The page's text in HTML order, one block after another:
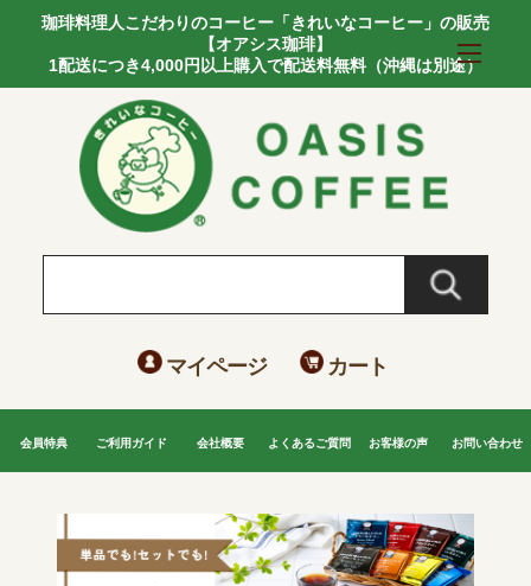
珈琲料理人こだわりのコーヒー「きれいなコーヒー」の販売
【オアシス珈琲】
1配送につき4,000円以上購入で配送料無料（沖縄は別途）
マイページ カート
会員特典 ご利用ガイド 会社概要 よくあるご質問 お客様の声 お問い合わせ